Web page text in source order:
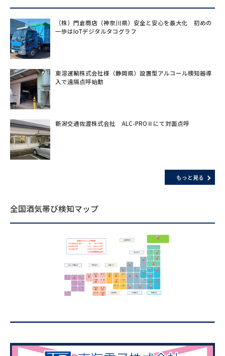
（株）門倉商店（神奈川県）安全と安心を最大化 初めの
一歩はIoTデジタルタコグラフ
東溶運輸株式会社様（静岡県）設置型アルコール検知器導
入で遠隔点呼始動
新潟交通佐渡株式会社 ALC-PROⅡにて対面点呼
もっと見る
全国酒気帯び検知マップ